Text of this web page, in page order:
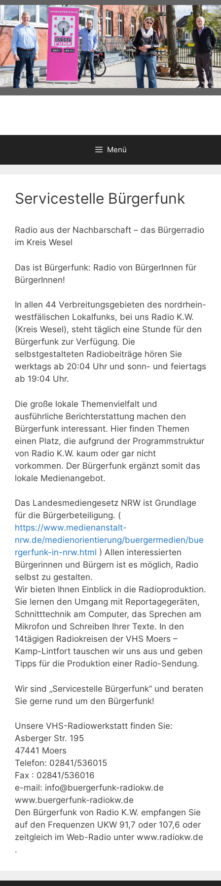
Zum
Inhalt
springen
Menü
Servicestelle Bürgerfunk
Radio aus der Nachbarschaft – das Bürgerradio
im Kreis Wesel
Das ist Bürgerfunk: Radio von BürgerInnen für
BürgerInnen!
In allen 44 Verbreitungsgebieten des nordrhein-
westfälischen Lokalfunks, bei uns Radio K.W.
(Kreis Wesel), steht täglich eine Stunde für den
Bürgerfunk zur Verfügung. Die
selbstgestalteten Radiobeiträge hören Sie
werktags ab 20:04 Uhr und sonn- und feiertags
ab 19:04 Uhr.
Die große lokale Themenvielfalt und
ausführliche Berichterstattung machen den
Bürgerfunk interessant. Hier finden Themen
einen Platz, die aufgrund der Programmstruktur
von Radio K.W. kaum oder gar nicht
vorkommen. Der Bürgerfunk ergänzt somit das
lokale Medienangebot.
Das Landesmediengesetz NRW ist Grundlage
für die Bürgerbeteiligung. (
https://www.medienanstalt-
nrw.de/medienorientierung/buergermedien/bue
rgerfunk-in-nrw.html ) Allen interessierten
Bürgerinnen und Bürgern ist es möglich, Radio
selbst zu gestalten.
Wir bieten Ihnen Einblick in die Radioproduktion.
Sie lernen den Umgang mit Reportagegeräten,
Schnitttechnik am Computer, das Sprechen am
Mikrofon und Schreiben Ihrer Texte. In den
14tägigen Radiokreisen der VHS Moers –
Kamp-Lintfort tauschen wir uns aus und geben
Tipps für die Produktion einer Radio-Sendung.
Wir sind „Servicestelle Bürgerfunk“ und beraten
Sie gerne rund um den Bürgerfunk!
Unsere VHS-Radiowerkstatt finden Sie:
Asberger Str. 195
47441 Moers
Telefon: 02841/536015
Fax : 02841/536016
e-mail: info@buergerfunk-radiokw.de
www.buergerfunk-radiokw.de
Den Bürgerfunk von Radio K.W. empfangen Sie
auf den Frequenzen UKW 91,7 oder 107,6 oder
zeitgleich im Web-Radio unter www.radiokw.de
.